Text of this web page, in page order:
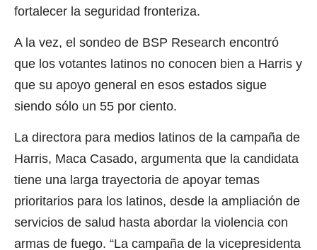
fortalecer la seguridad fronteriza.
A la vez, el sondeo de BSP Research encontró
que los votantes latinos no conocen bien a Harris y
que su apoyo general en esos estados sigue
siendo sólo un 55 por ciento.
La directora para medios latinos de la campaña de
Harris, Maca Casado, argumenta que la candidata
tiene una larga trayectoria de apoyar temas
prioritarios para los latinos, desde la ampliación de
servicios de salud hasta abordar la violencia con
armas de fuego. “La campaña de la vicepresidenta